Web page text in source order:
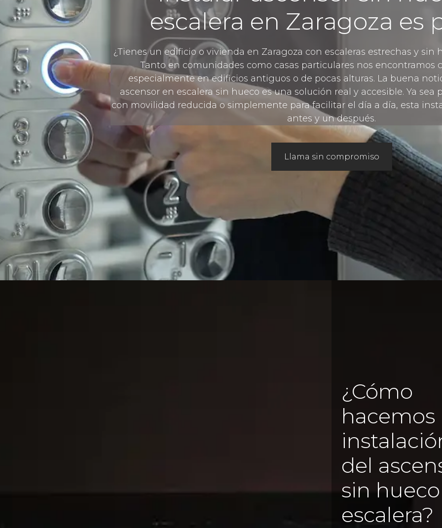
escalera en Zaragoza es
¿Tienes un edificio o vivienda en Zaragoza con escaleras estrechas y sin
Tanto en comunidades como casas particulares nos encontramos
especialmente en edificios antiguos o de pocas alturas. La buena
ascensor en escalera sin hueco es una solución real y accesible. Ya sea
con movilidad reducida o simplemente para facilitar el día a día, esta
antes y un después.
Llama sin compromiso
¿Cómo
hacemos
del
sin
escalera?